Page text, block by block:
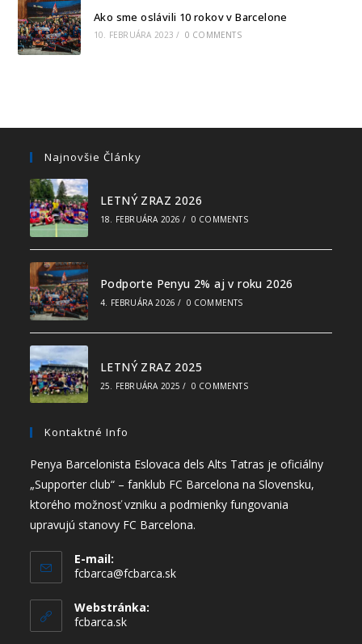
Ako sme oslávili 10 rokov v Barcelone
10. FEBRUÁRA 2023 / 0 COMMENTS
Najnovšie Články
LETNÝ ZRAZ 2026
18. FEBRUÁRA 2026 / 0 COMMENTS
Podporte Penyu 2% aj v roku 2026
4. FEBRUÁRA 2026 / 0 COMMENTS
LETNÝ ZRAZ 2025
25. FEBRUÁRA 2025 / 0 COMMENTS
Kontaktné Info
Penya Barcelonista Eslovaca dels Alts Tatras je oficiálny
„Supporter club“ – fanklub FC Barcelona na Slovensku,
ktorého možnosť vzniku a podmienky fungovania
upravujú stanovy FC Barcelona.
E-mail:
fcbarca@fcbarca.sk
Webstránka:
fcbarca.sk